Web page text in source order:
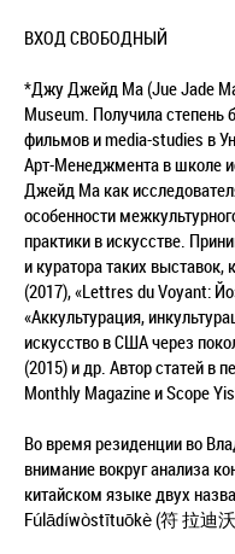
ВХОД СВОБОДНЫЙ
*Джу Джейд Ма (Jue Jade
Museum. Получила степень
фильмов и media-studies в
Арт-Менеджмента в школе
Джейд Ма как
особенности
практики в искусстве.
и куратора таких выставок,
(2017), «Lettres du Voyant:
«Аккультурация,
искусство в США через
(2015) и др. Автор статей в
Monthly Magazine и Scope
Во время резиденции во
внимание вокруг анализа
китайском языке двух
Fúlādíwòstītuōkè (符 拉迪